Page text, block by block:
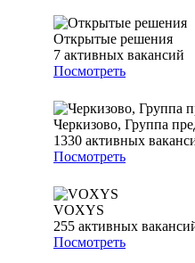
Открытые решения
7 активных вакансий
Посмотреть
Черкизово, Группа
1330 активных
Посмотреть
VOXYS
255 активных
Посмотреть